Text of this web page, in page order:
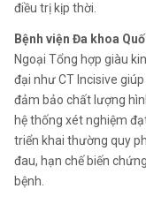
điều trị kịp thời.
Bệnh viện Đa khoa
Ngoại Tổng hợp giàu
đại như CT Incisive
đảm bảo chất lượng
hệ thống xét nghiệm
triển khai thường quy
đau, hạn chế biến
bệnh.